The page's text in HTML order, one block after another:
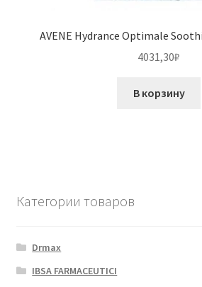
AVENE Hydrance Optimale
4031,30₽
В корзину
Категории товаров
Drmax
IBSA FARMACEUTICI